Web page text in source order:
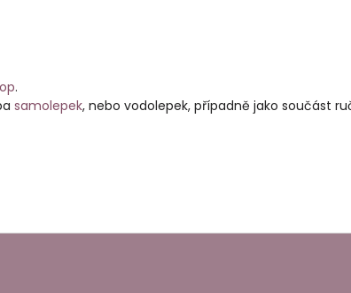
.
samolepek, nebo vodolepek, případně jako součást